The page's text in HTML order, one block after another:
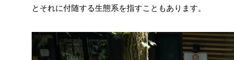
とそれに付随する生態系を指すこともあります。